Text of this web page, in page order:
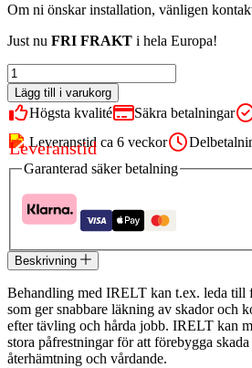
Om ni önskar installation, vänligen
Just nu FRI FRAKT i hela Europa!
IRELT
A6S
HÄST
mängd
Lägg till i varukorg
Högsta kvalité Säkra betalningar
Leveranstid ca 6 veckor
Garanterad säker betalning
Beskrivning
Behandling med IRELT kan t.ex. leda till
som ger snabbare läkning av skador och
efter tävling och hårda jobb. IRELT kan
stora påfrestningar för att förebygga
återhämtning och vårdande.